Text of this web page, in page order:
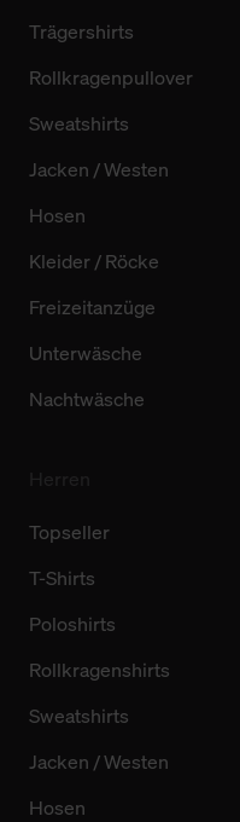
Trägershirts
Rollkragenpullover
Sweatshirts
Jacken / Westen
Hosen
Kleider / Röcke
Freizeitanzüge
Unterwäsche
Nachtwäsche
Topseller
T-Shirts
Poloshirts
Rollkragenshirts
Sweatshirts
Jacken / Westen
Hosen